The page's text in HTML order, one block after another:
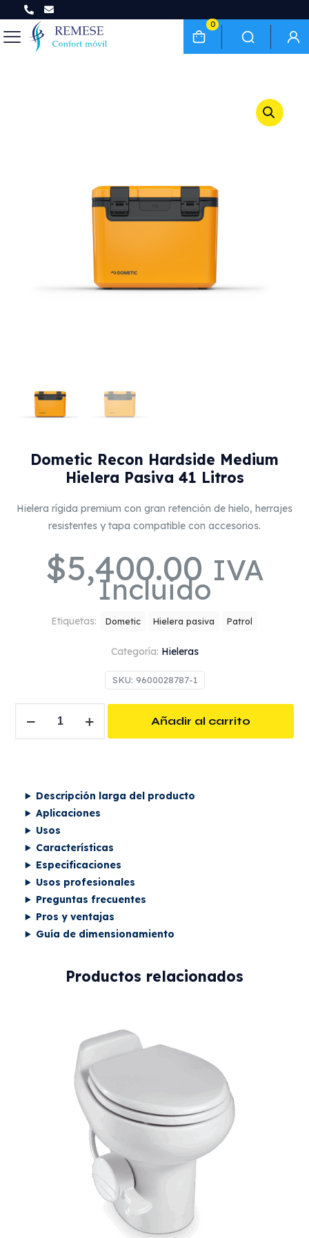
0
Dometic Recon Hardside Medium
Hielera Pasiva 41 Litros
Hielera rígida premium con gran retención de hielo, herrajes
resistentes y tapa compatible con accesorios.
$5,400.00 IVA
Incluido
Etiquetas: Dometic Hielera pasiva Patrol
Categoría: Hieleras
SKU: 9600028787-1
Pasiva
41
Litros
cantidad
Añadir al carrito
Descripción larga del producto
Aplicaciones
Usos
Características
Especificaciones
Usos profesionales
Preguntas frecuentes
Pros y ventajas
Guía de dimensionamiento
Productos relacionados